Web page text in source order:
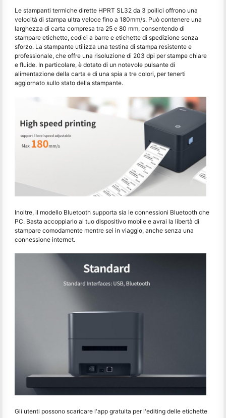
Le stampanti termiche dirette HPRT SL32 da 3 pollici offrono una
velocità di stampa ultra veloce fino a 180mm/s. Può contenere una
larghezza di carta compresa tra 25 e 80 mm, consentendo di
stampare etichette, codici a barre e etichette di spedizione senza
sforzo. La stampante utilizza una testina di stampa resistente e
professionale, che offre una risoluzione di 203 dpi per stampe chiare
e fluide. In particolare, è dotato di un notevole pulsante di
alimentazione della carta e di una spia a tre colori, per tenerti
aggiornato sullo stato della stampante.
Inoltre, il modello Bluetooth supporta sia le connessioni Bluetooth che
PC. Basta accoppiarlo al tuo dispositivo mobile e avrai la libertà di
stampare comodamente mentre sei in viaggio, anche senza una
connessione internet.
Gli utenti possono scaricare l'app gratuita per l'editing delle etichette